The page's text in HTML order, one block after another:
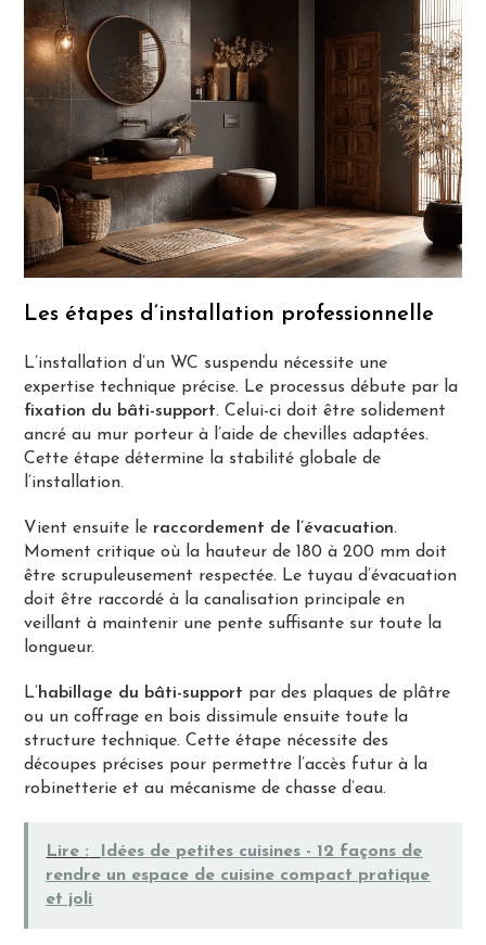
Les étapes d’installation professionnelle
L’installation d’un WC suspendu nécessite une
expertise technique précise. Le processus débute par la
fixation du bâti-support. Celui-ci doit être solidement
ancré au mur porteur à l’aide de chevilles adaptées.
Cette étape détermine la stabilité globale de
l’installation.
Vient ensuite le raccordement de l’évacuation.
Moment critique où la hauteur de 180 à 200 mm doit
être scrupuleusement respectée. Le tuyau d’évacuation
doit être raccordé à la canalisation principale en
veillant à maintenir une pente suffisante sur toute la
longueur.
L’habillage du bâti-support par des plaques de plâtre
ou un coffrage en bois dissimule ensuite toute la
structure technique. Cette étape nécessite des
découpes précises pour permettre l’accès futur à la
robinetterie et au mécanisme de chasse d’eau.
Lire :
Idées de petites cuisines - 12 façons de
rendre un espace de cuisine compact pratique
et joli